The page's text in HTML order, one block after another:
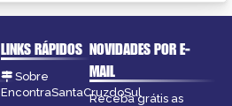
LINKS RÁPIDOS
Sobre
EncontraSantaCruzdoSul
NOVIDADES POR E-
MAIL
Receba grátis as